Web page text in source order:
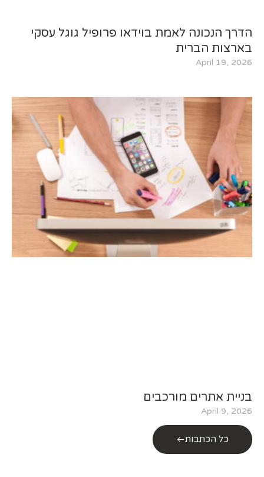
הדרך הנכונה לאמת בוידאו פרופיל גוגל עסקי
בארצות הברית
April 19, 2026
בניית אתרים מורכבים
April 9, 2026
כל הכתבות